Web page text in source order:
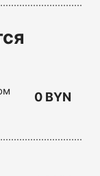
0 BYN